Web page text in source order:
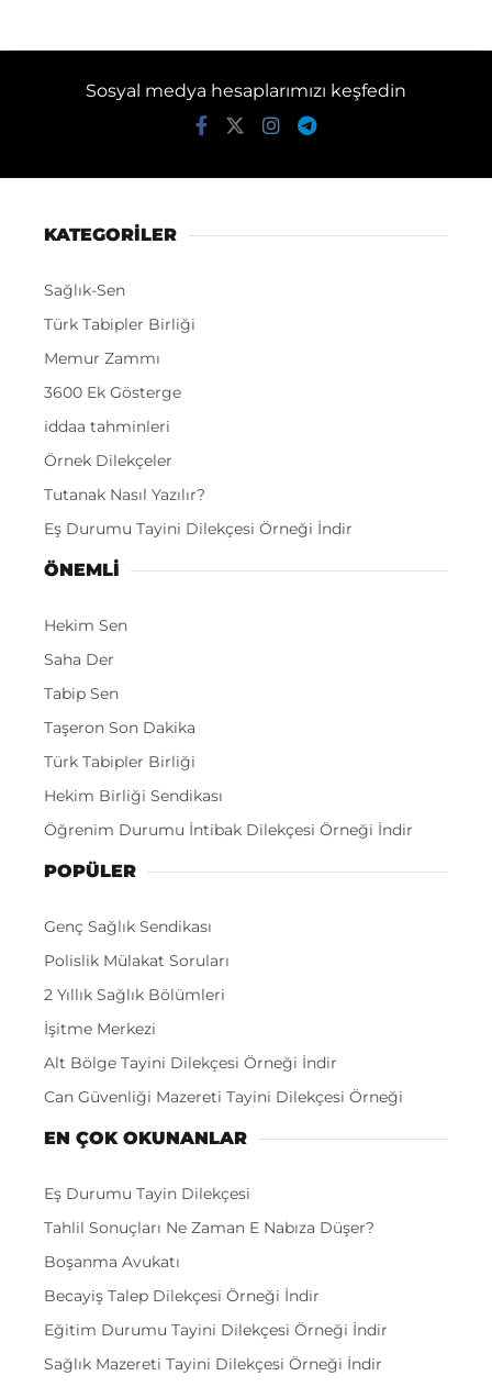
Sosyal medya hesaplarımızı keşfedin
KATEGORİLER
Sağlık-Sen
Türk Tabipler Birliği
Memur Zammı
3600 Ek Gösterge
iddaa tahminleri
Örnek Dilekçeler
Tutanak Nasıl Yazılır?
Eş Durumu Tayini Dilekçesi Örneği İndir
ÖNEMLI
Hekim Sen
Saha Der
Tabip Sen
Taşeron Son Dakika
Türk Tabipler Birliği
Hekim Birliği Sendikası
Öğrenim Durumu İntibak Dilekçesi Örneği İndir
POPÜLER
Genç Sağlık Sendikası
Polislik Mülakat Soruları
2 Yıllık Sağlık Bölümleri
İşitme Merkezi
Alt Bölge Tayini Dilekçesi Örneği İndir
Can Güvenliği Mazereti Tayini Dilekçesi Örneği
EN ÇOK OKUNANLAR
Eş Durumu Tayin Dilekçesi
Tahlil Sonuçları Ne Zaman E Nabıza Düşer?
Boşanma Avukatı
Becayiş Talep Dilekçesi Örneği İndir
Eğitim Durumu Tayini Dilekçesi Örneği İndir
Sağlık Mazereti Tayini Dilekçesi Örneği İndir